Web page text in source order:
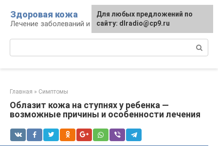
контенту
Здоровая кожа
Лечение заболеваний и уход за кожей
Главная » Симптомы
Облазит кожа на ступнях у ребенка —
возможные причины и особенности лечения
Для любых предложений по
сайту: dlradio@cp9.ru